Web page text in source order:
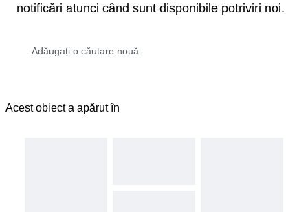
notificări atunci când sunt disponibile potriviri noi.
Acest obiect a apărut în